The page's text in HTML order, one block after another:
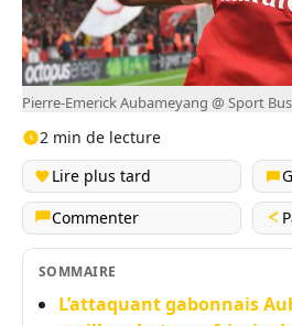
Pierre-Emerick Aubameyang @ Sport
2 min de lecture
Lire plus tard
Commenter
SOMMAIRE
L’attaquant gabonnais